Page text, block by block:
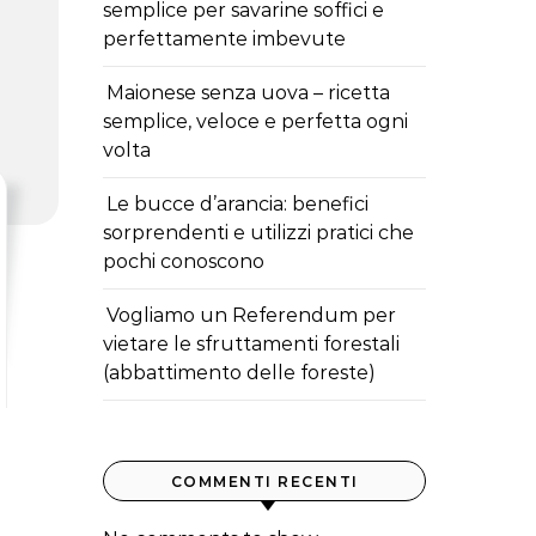
semplice per savarine soffici e
perfettamente imbevute
Maionese senza uova – ricetta
semplice, veloce e perfetta ogni
volta
Le bucce d’arancia: benefici
sorprendenti e utilizzi pratici che
pochi conoscono
Vogliamo un Referendum per
vietare le sfruttamenti forestali
(abbattimento delle foreste)
COMMENTI RECENTI